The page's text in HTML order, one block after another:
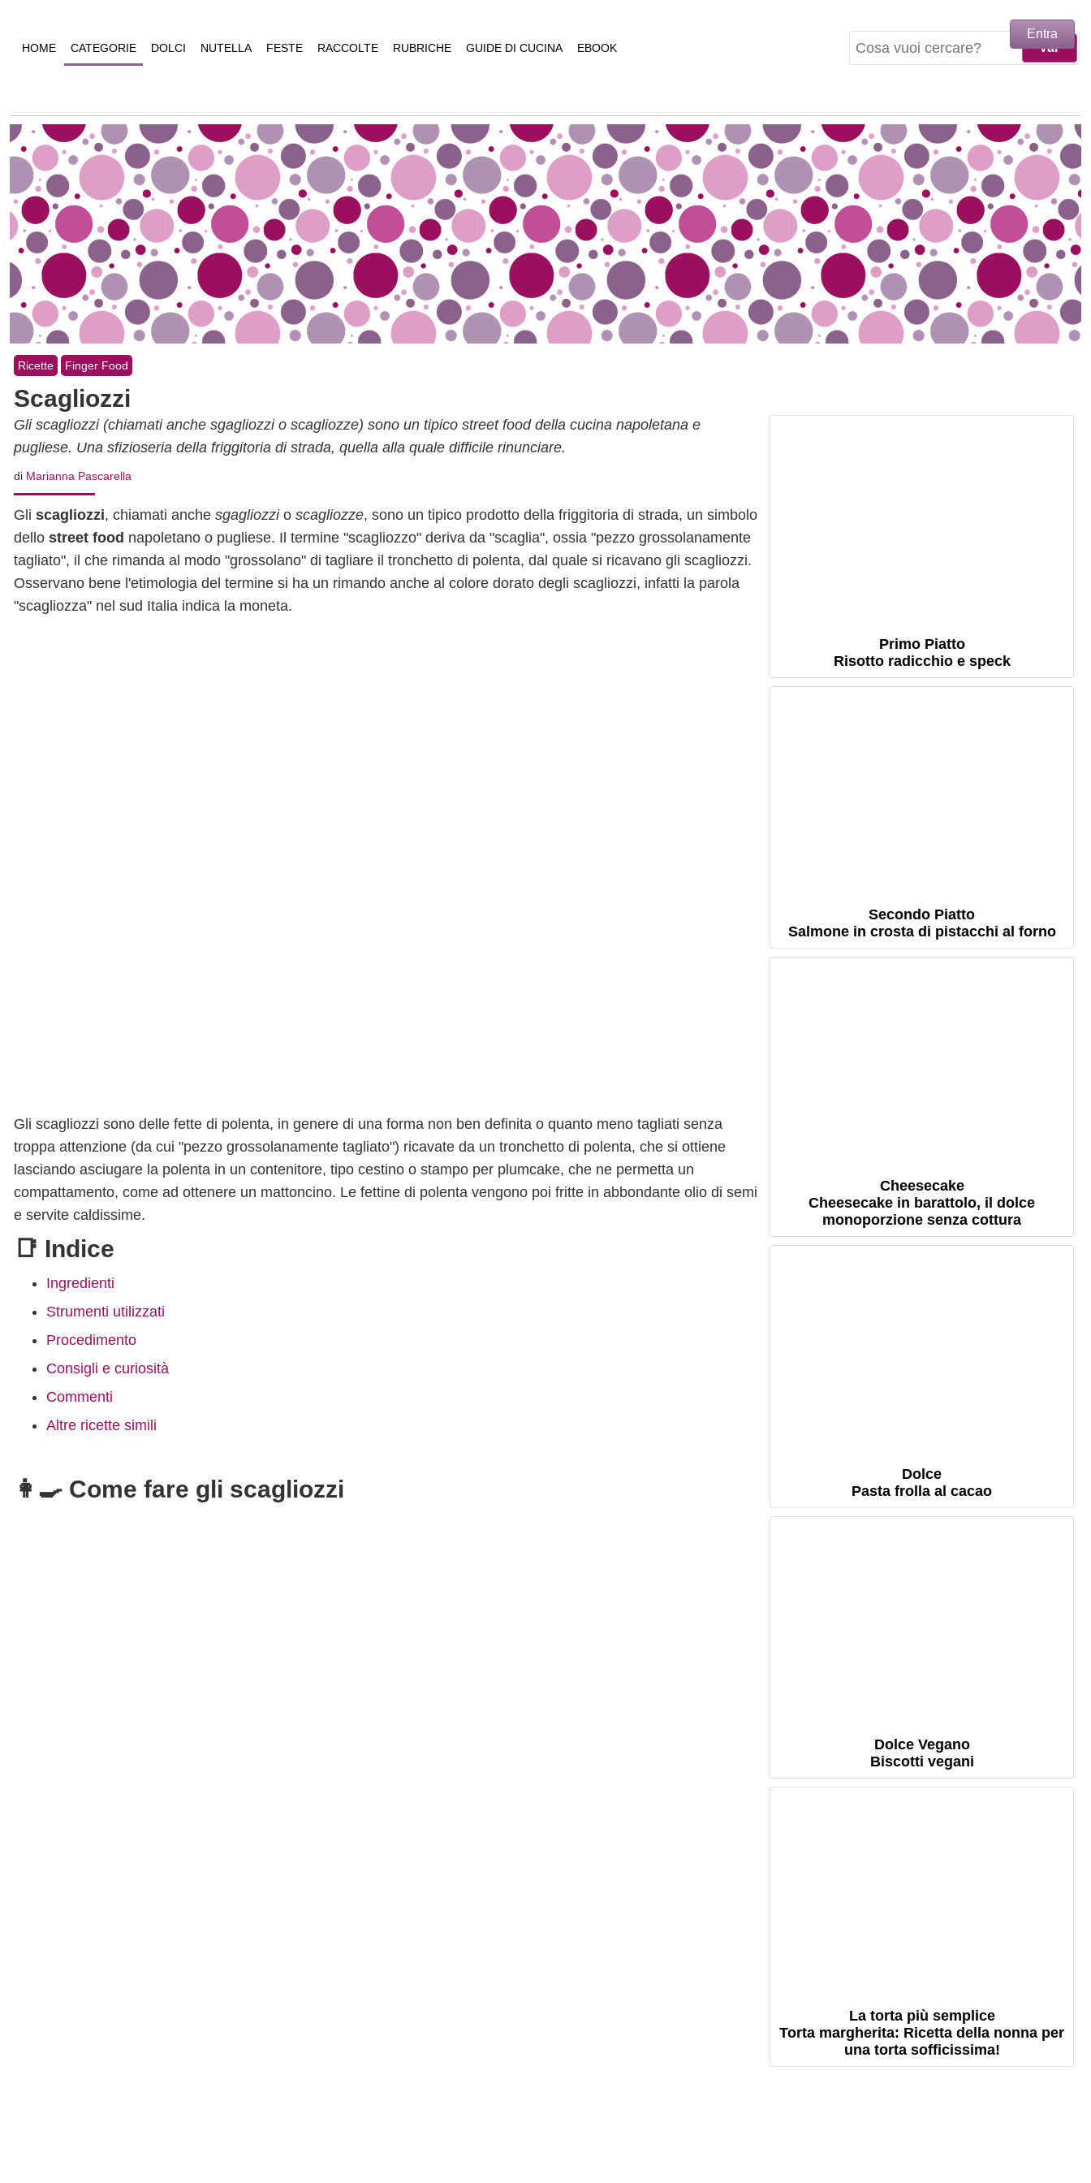
HOME CATEGORIE DOLCI NUTELLA FESTE RACCOLTE RUBRICHE GUIDE DI CUCINA EBOOK
Ricette Finger Food
Scagliozzi
Gli scagliozzi (chiamati anche sgagliozzi o scagliozze) sono un tipico street food della cucina napoletana e
pugliese. Una sfizioseria della friggitoria di strada, quella alla quale difficile rinunciare.
di Marianna Pascarella
Gli scagliozzi, chiamati anche sgagliozzio scagliozze, sono un tipico prodotto della friggitoria di strada, un simbolo
dello street food napoletano o pugliese. Il termine "scagliozzo" deriva da "scaglia", ossia "pezzo grossolanamente
tagliato", il che rimanda al modo "grossolano" di tagliare il tronchetto di polenta, dal quale si ricavano gli scagliozzi.
Osservano bene l'etimologia del termine si ha un rimando anche al colore dorato degli scagliozzi, infatti la parola
"scagliozza" nel sud Italia indica la moneta.
Gli scagliozzi sono delle fette di polenta, in genere di una forma non ben definita o quanto meno tagliati senza
troppa attenzione (da cui "pezzo grossolanamente tagliato") ricavate da un tronchetto di polenta, che si ottiene
lasciando asciugare la polenta in un contenitore, tipo cestino o stampo per plumcake, che ne permetta un
compattamento, come ad ottenere un mattoncino. Le fettine di polenta vengono poi fritte in abbondante olio di semi
e servite caldissime.
📑 Indice
Ingredienti
Strumenti utilizzati
Procedimento
Consigli e curiosità
Commenti
Altre ricette simili
👩‍🍳 Come fare gli scagliozzi
Primo Piatto
Risotto radicchio e speck
Secondo Piatto
Salmone in crosta di pistacchi al forno
Cheesecake
Cheesecake in barattolo, il dolce
monoporzione senza cottura
Dolce
Pasta frolla al cacao
Dolce Vegano
Biscotti vegani
La torta più semplice
Torta margherita: Ricetta della nonna per
una torta sofficissima!
Entra